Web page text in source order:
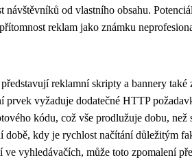
návštěvníků od vlastního obsahu.
reklam jako známku
reklamní skripty a bannery také
prvek vyžaduje dodatečné HTTP
kódu, což vše prodlužuje dobu, než
době, kdy je rychlost načítání důležitým
ve vyhledávačích, může toto zpomalení